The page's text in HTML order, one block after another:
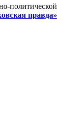
политической
правда»